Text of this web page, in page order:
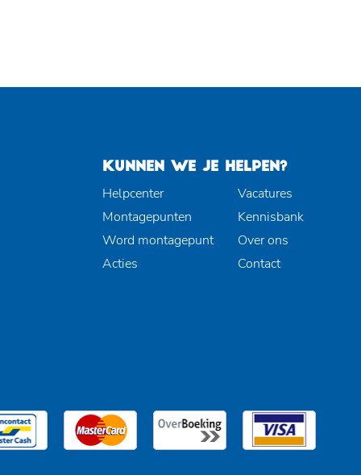
KUNNEN WE JE HELPEN?
Helpcenter
Montagepunten
Word montagepunt
Acties
Vacatures
Kennisbank
Over ons
Contact